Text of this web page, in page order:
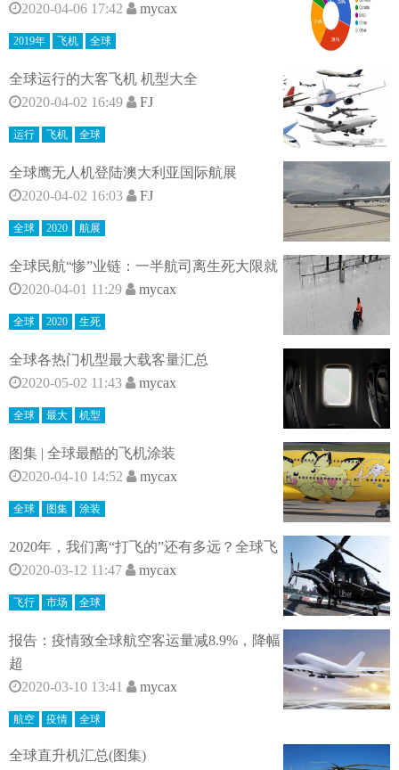
2020-04-06 17:42
mycax
2019年 飞机 全球
全球运行的大客飞机 机型大全
2020-04-02 16:49
FJ
运行 飞机 全球
全球鹰无人机登陆澳大利亚国际航展
2020-04-02 16:03
FJ
全球 2020 航展
全球民航“惨”业链：一半航司离生死大限就
2020-04-01 11:29
mycax
全球 2020 生死
全球各热门机型最大载客量汇总
2020-05-02 11:43
mycax
全球 最大 机型
图集 | 全球最酷的飞机涂装
2020-04-10 14:52
mycax
全球 图集 涂装
2020年，我们离“打飞的”还有多远？全球飞
2020-03-12 11:47
mycax
飞行 市场 全球
报告：疫情致全球航空客运量减8.9%，降幅
超
2020-03-10 13:41
mycax
航空 疫情 全球
全球直升机汇总(图集)